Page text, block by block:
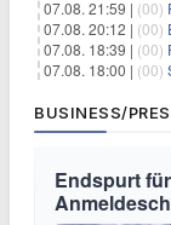
07.08. 21:59 | (00)
07.08. 20:12 | (00)
07.08. 18:39 | (00)
07.08. 18:00 | (00)
BUSINESS/
Endspurt